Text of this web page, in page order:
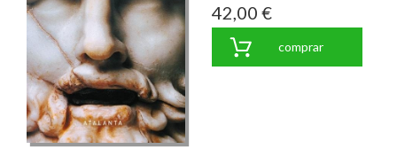
42,00 €
comprar